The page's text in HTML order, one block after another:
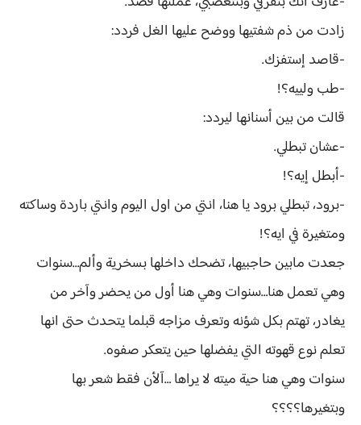
زادت من ذم شفتيها ووضح عليها الغل فردد:
-قاصد إستفزك.
-طب ولييه؟!
قالت من بين أسنانها ليردد:
-عشان تبطلي.
-أبطل إيه؟!
-برود، تبطلي برود يا هنا، انتي من اول اليوم وانتي باردة وساكته
ومتغيرة في ايه؟!
جعدت مابين حاجبيها، تضحك داخلها بسخرية وألم…سنوات
وهي تعمل هنا…سنوات وهي هنا أول من يحضر وآخر من
يغادر، تهتم بكل شؤنه وتعرف مزاجه قبلما يتحدث حتى انها
تعلم نوع قهوته التي يفضلها حين يتعكر صفوه.
سنوات وهي هنا حية ميته لا يراها …آلأن فقط شعر بها
وبتغيرها؟؟؟؟